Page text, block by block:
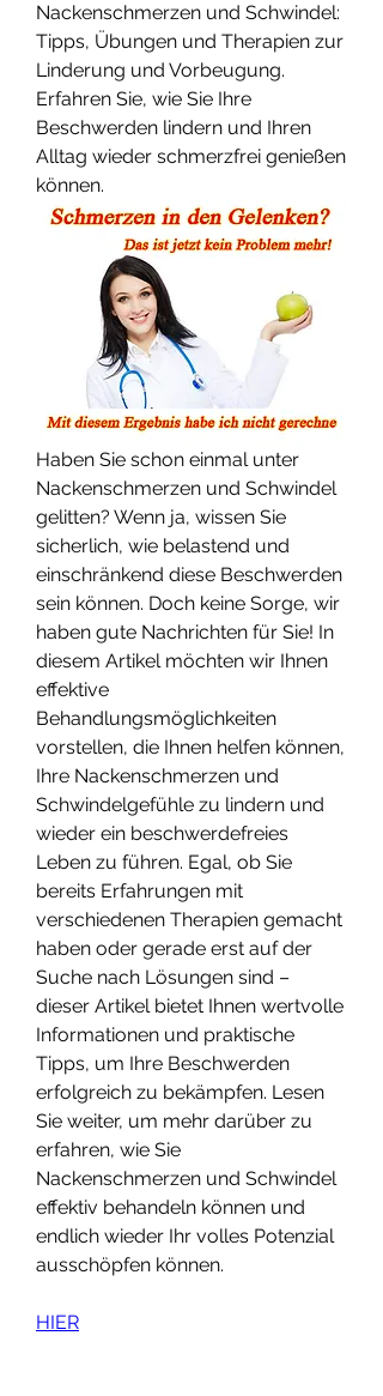
Nackenschmerzen und Schwindel:
Tipps, Übungen und Therapien zur
Linderung und Vorbeugung.
Erfahren Sie, wie Sie Ihre
Beschwerden lindern und Ihren
Alltag wieder schmerzfrei genießen
können.
Haben Sie schon einmal unter
Nackenschmerzen und Schwindel
gelitten? Wenn ja, wissen Sie
sicherlich, wie belastend und
einschränkend diese Beschwerden
sein können. Doch keine Sorge, wir
haben gute Nachrichten für Sie! In
diesem Artikel möchten wir Ihnen
effektive
Behandlungsmöglichkeiten
vorstellen, die Ihnen helfen können,
Ihre Nackenschmerzen und
Schwindelgefühle zu lindern und
wieder ein beschwerdefreies
Leben zu führen. Egal, ob Sie
bereits Erfahrungen mit
verschiedenen Therapien gemacht
haben oder gerade erst auf der
Suche nach Lösungen sind –
dieser Artikel bietet Ihnen wertvolle
Informationen und praktische
Tipps, um Ihre Beschwerden
erfolgreich zu bekämpfen. Lesen
Sie weiter, um mehr darüber zu
erfahren, wie Sie
Nackenschmerzen und Schwindel
effektiv behandeln können und
endlich wieder Ihr volles Potenzial
ausschöpfen können.
HIER